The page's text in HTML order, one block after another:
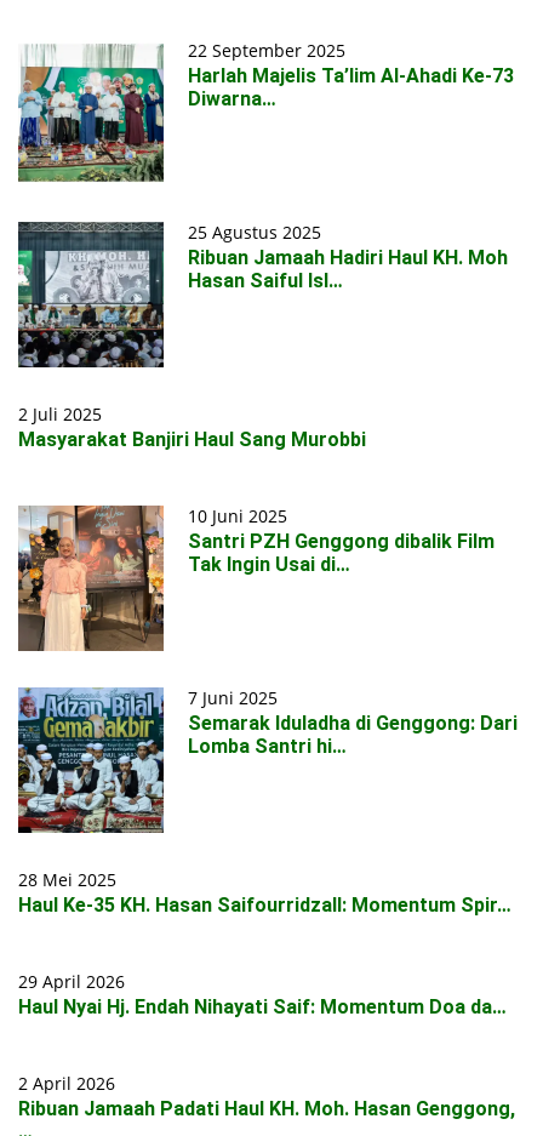
22 September 2025
Harlah Majelis Ta’lim Al-Ahadi Ke-73
Diwarna…
25 Agustus 2025
Ribuan Jamaah Hadiri Haul KH. Moh
Hasan Saiful Isl…
2 Juli 2025
Masyarakat Banjiri Haul Sang Murobbi
10 Juni 2025
Santri PZH Genggong dibalik Film
Tak Ingin Usai di…
7 Juni 2025
Semarak Iduladha di Genggong: Dari
Lomba Santri hi…
28 Mei 2025
Haul Ke-35 KH. Hasan Saifourridzall: Momentum Spir…
29 April 2026
Haul Nyai Hj. Endah Nihayati Saif: Momentum Doa da…
2 April 2026
Ribuan Jamaah Padati Haul KH. Moh. Hasan Genggong,